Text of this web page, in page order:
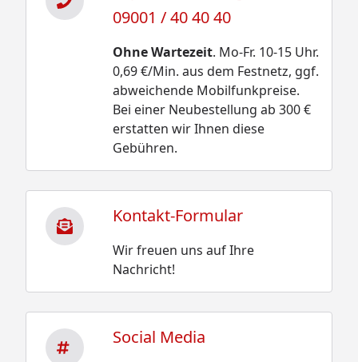
09001 / 40 40 40
Ohne Wartezeit. Mo-Fr. 10-15 Uhr.
0,69 €/Min. aus dem Festnetz, ggf.
abweichende Mobilfunkpreise.
Bei einer Neubestellung ab 300 €
erstatten wir Ihnen diese
Gebühren.
Kontakt-Formular
Wir freuen uns auf Ihre
Nachricht!
Social Media